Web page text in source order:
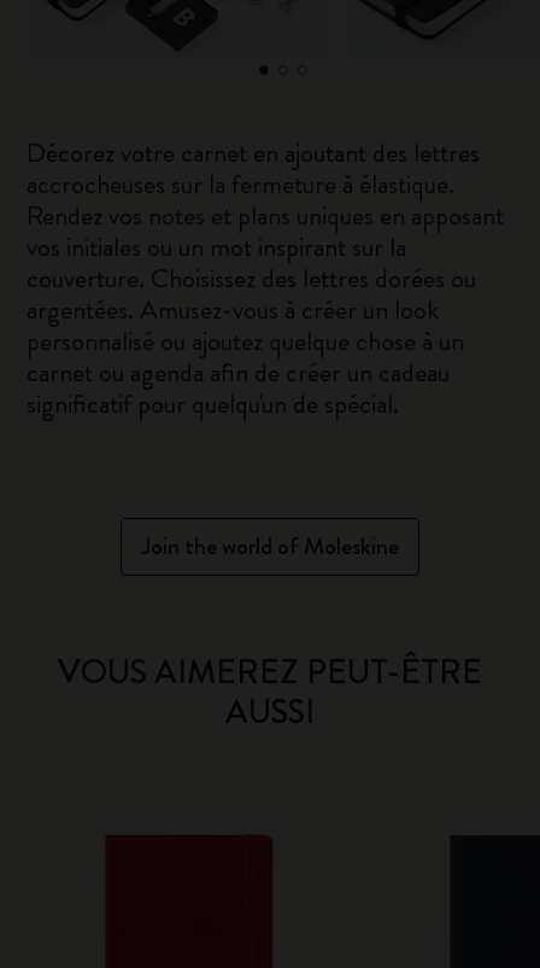
Décorez votre carnet en ajoutant des lettres
accrocheuses sur la fermeture à élastique.
Rendez vos notes et plans uniques en apposant
vos initiales ou un mot inspirant sur la
couverture. Choisissez des lettres dorées ou
argentées. Amusez-vous à créer un look
personnalisé ou ajoutez quelque chose à un
carnet ou agenda afin de créer un cadeau
significatif pour quelqu'un de spécial.
Join the world of Moleskine
VOUS AIMEREZ PEUT-ÊTRE
AUSSI